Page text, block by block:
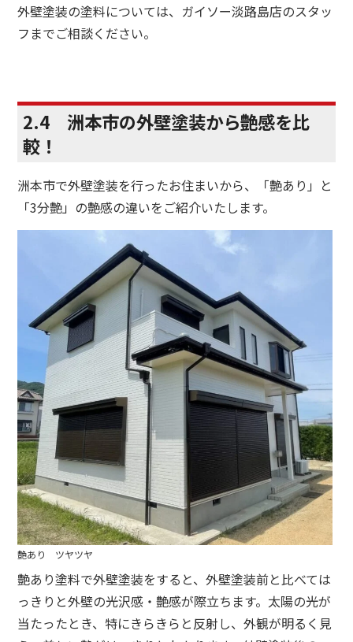
外壁塗装の塗料については、ガイソー淡路島店のスタッ
フまでご相談ください。
2.4 洲本市の外壁塗装から艶感を比
較！
洲本市で外壁塗装を行ったお住まいから、「艶あり」と
「3分艶」の艶感の違いをご紹介いたします。
艶あり ツヤツヤ
艶あり塗料で外壁塗装をすると、外壁塗装前と比べては
っきりと外壁の光沢感・艶感が際立ちます。太陽の光が
当たったとき、特にきらきらと反射し、外観が明るく見